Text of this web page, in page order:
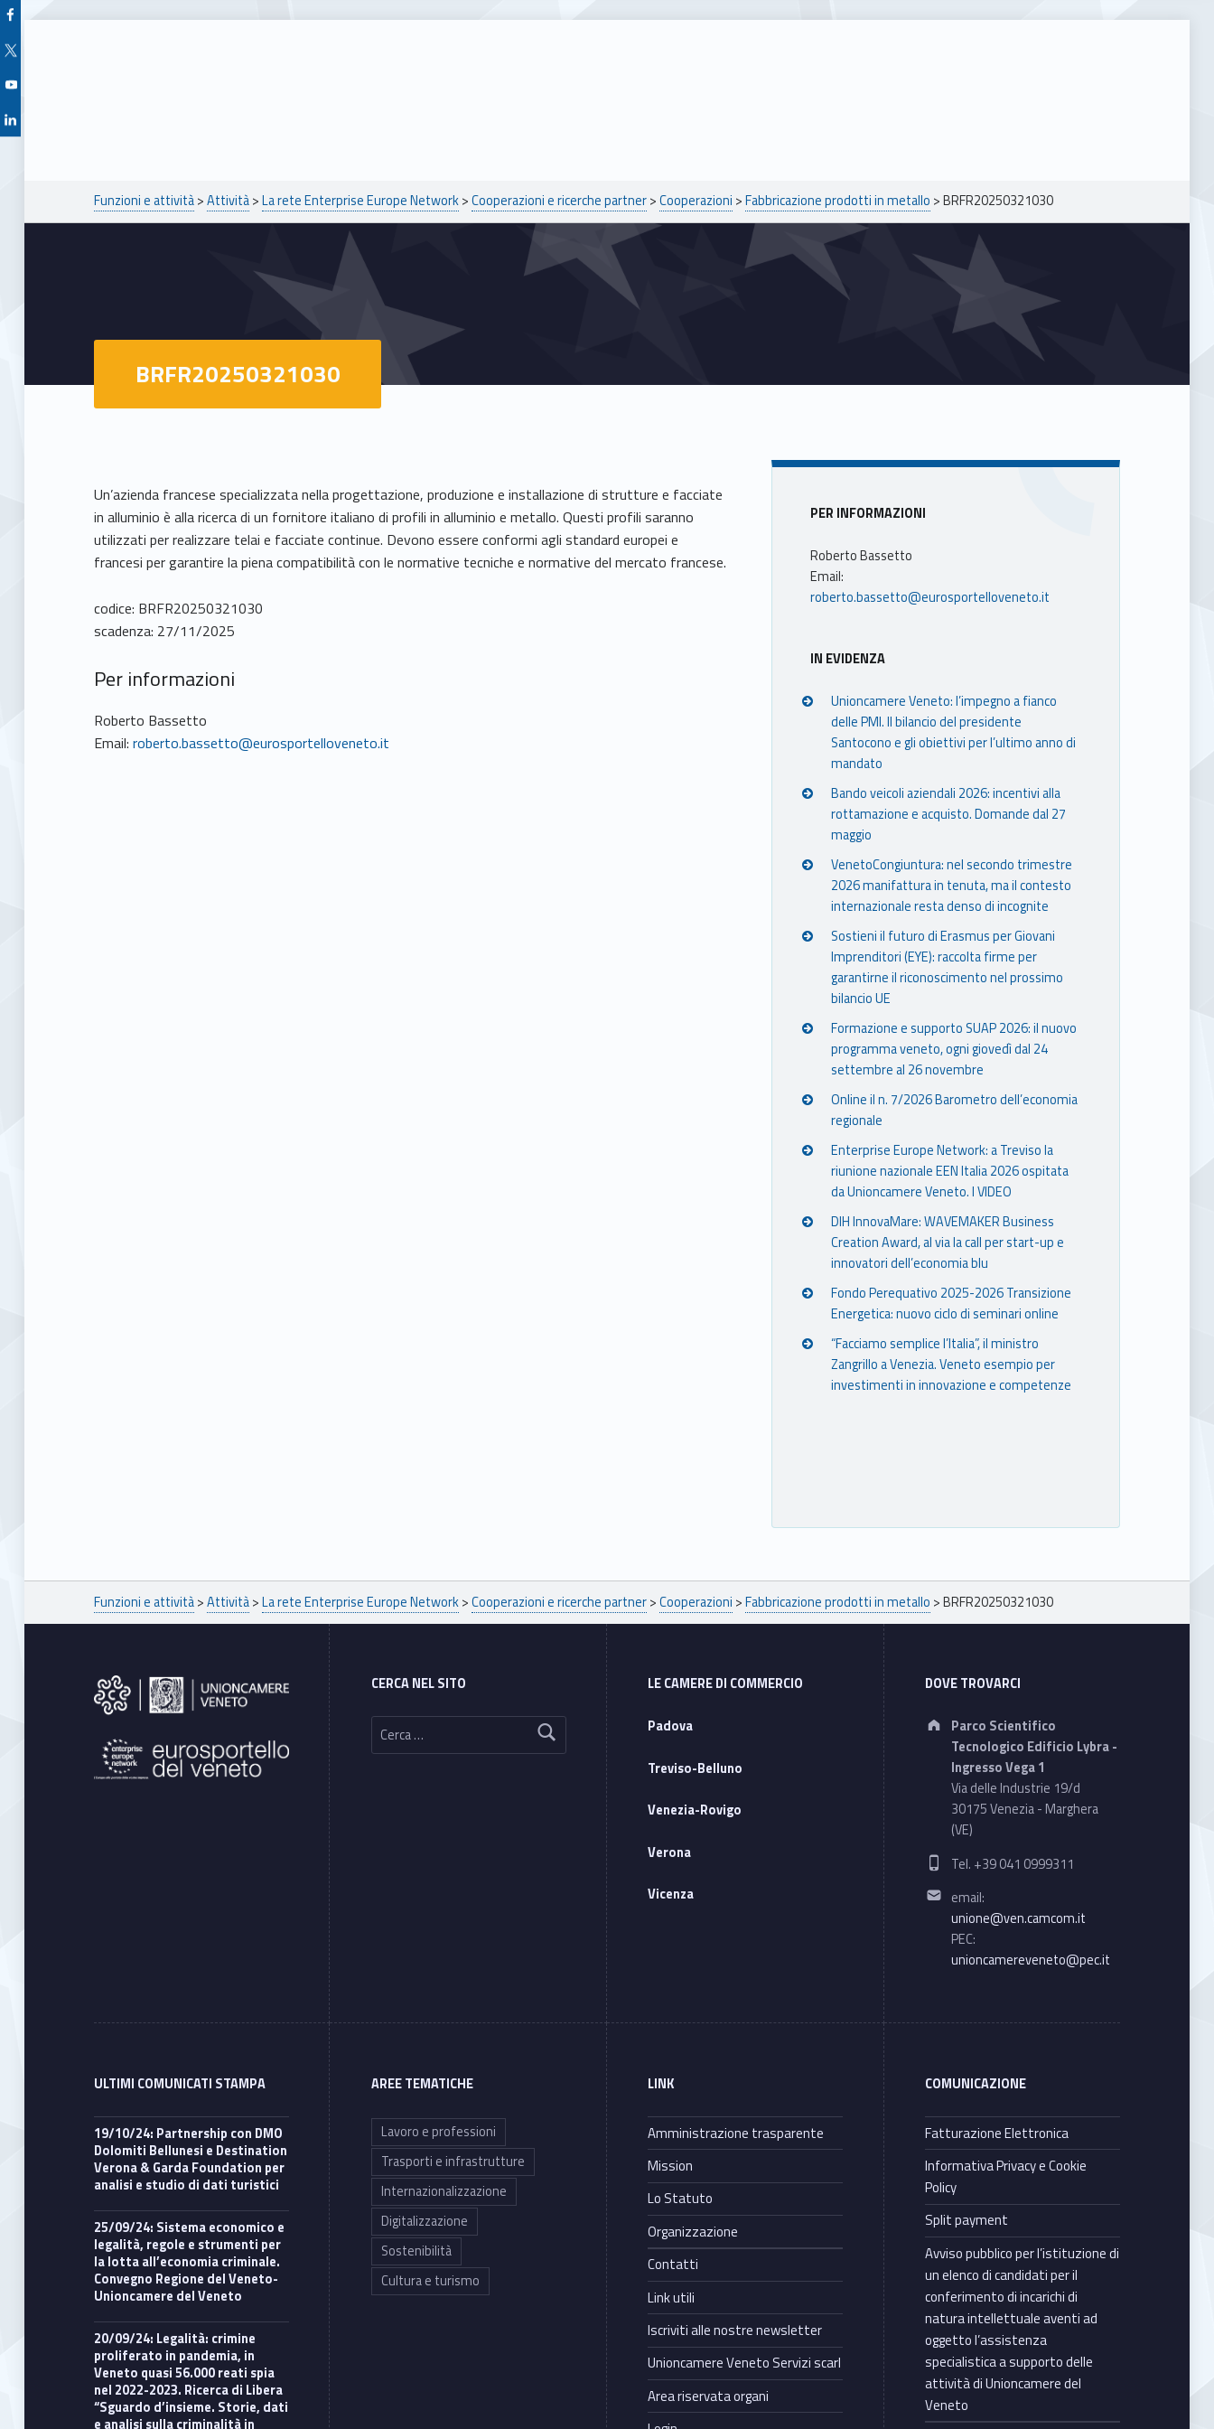
Facebook Unioncamere Veneto
Twitter Unioncamere Veneto
Youtube Unioncamere Veneto
Linkedin Unioncamere Veneto
Breadcrumbs navigation
Funzioni e attività>Attività>La rete Enterprise Europe Network>Cooperazioni e ricerche partner>Cooperazioni >Fabbricazione prodotti in metallo >BRFR20250321030
BRFR20250321030
Un’azienda francese specializzata nella progettazione, produzione e installazione di strutture e facciate
in alluminio è alla ricerca di un fornitore italiano di profili in alluminio e metallo. Questi profili saranno
utilizzati per realizzare telai e facciate continue. Devono essere conformi agli standard europei e
francesi per garantire la piena compatibilità con le normative tecniche e normative del mercato francese.
codice: BRFR20250321030
scadenza: 27/11/2025
Per informazioni
Roberto Bassetto
Email:roberto.bassetto@eurosportelloveneto.it
Sidebar
PER INFORMAZIONI
Roberto Bassetto
Email:
roberto.bassetto@eurosportelloveneto.it
IN EVIDENZA
Unioncamere Veneto: l’impegno a fianco
delle PMI. Il bilancio del presidente
Santocono e gli obiettivi per l’ultimo anno di
mandato
Bando veicoli aziendali 2026: incentivi alla
rottamazione e acquisto. Domande dal 27
maggio
VenetoCongiuntura: nel secondo trimestre
2026 manifattura in tenuta, ma il contesto
internazionale resta denso di incognite
Sostieni il futuro di Erasmus per Giovani
Imprenditori (EYE): raccolta firme per
garantirne il riconoscimento nel prossimo
bilancio UE
Formazione e supporto SUAP 2026: il nuovo
programma veneto, ogni giovedì dal 24
settembre al 26 novembre
Online il n. 7/2026 Barometro dell’economia
regionale
Enterprise Europe Network: a Treviso la
riunione nazionale EEN Italia 2026 ospitata
da Unioncamere Veneto. I VIDEO
DIH InnovaMare: WAVEMAKER Business
Creation Award, al via la call per start-up e
innovatori dell’economia blu
Fondo Perequativo 2025-2026 Transizione
Energetica: nuovo ciclo di seminari online
“Facciamo semplice l’Italia”, il ministro
Zangrillo a Venezia. Veneto esempio per
investimenti in innovazione e competenze
Breadcrumbs navigation
Funzioni e attività>Attività>La rete Enterprise Europe Network>Cooperazioni e ricerche partner>Cooperazioni >Fabbricazione prodotti in metallo >BRFR20250321030
Footer sidebar
CERCA NEL SITO
Ricerca per:
LE CAMERE DI COMMERCIO
Padova
Treviso-Belluno
Venezia-Rovigo
Verona
Vicenza
DOVE TROVARCI
Address:
Parco Scientifico
Tecnologico Edificio Lybra -
Ingresso Vega 1
Via delle Industrie 19/d
30175 Venezia - Marghera
(VE)
Phone number:
Tel. +39 041 0999311
Email address:
email:
unione@ven.camcom.it
PEC:
unioncamereveneto@pec.it
ULTIMI COMUNICATI STAMPA
19/10/24: Partnership con DMO
Dolomiti Bellunesi e Destination
Verona & Garda Foundation per
analisi e studio di dati turistici
25/09/24: Sistema economico e
legalità, regole e strumenti per
la lotta all’economia criminale.
Convegno Regione del Veneto-
Unioncamere del Veneto
20/09/24: Legalità: crimine
proliferato in pandemia, in
Veneto quasi 56.000 reati spia
nel 2022-2023. Ricerca di Libera
“Sguardo d’insieme. Storie, dati
e analisi sulla criminalità in
AREE TEMATICHE
Lavoro e professioni
Trasporti e infrastrutture
Internazionalizzazione
Digitalizzazione
Sostenibilità
Cultura e turismo
LINK
Amministrazione trasparente
Mission
Lo Statuto
Organizzazione
Contatti
Link utili
Iscriviti alle nostre newsletter
Unioncamere Veneto Servizi scarl
Area riservata organi
COMUNICAZIONE
Fatturazione Elettronica
Informativa Privacy e Cookie
Policy
Split payment
Avviso pubblico per l’istituzione di
un elenco di candidati per il
conferimento di incarichi di
natura intellettuale aventi ad
oggetto l’assistenza
specialistica a supporto delle
attività di Unioncamere del
Veneto